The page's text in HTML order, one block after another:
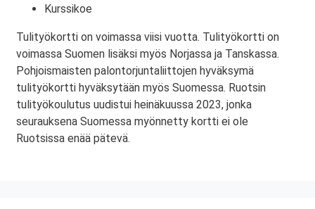
Kurssikoe
Tulityökortti on voimassa viisi vuotta. Tulityökortti on
voimassa Suomen lisäksi myös Norjassa ja Tanskassa.
Pohjoismaisten palontorjuntaliittojen hyväksymä
tulityökortti hyväksytään myös Suomessa. Ruotsin
tulityökoulutus uudistui heinäkuussa 2023, jonka
seurauksena Suomessa myönnetty kortti ei ole
Ruotsissa enää pätevä.